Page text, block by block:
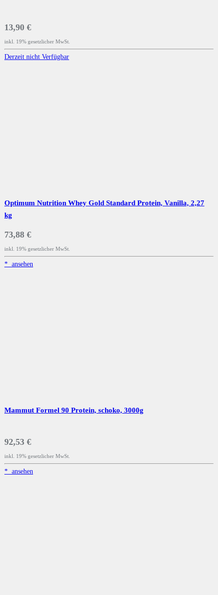
13,90 €
inkl. 19% gesetzlicher MwSt.
Derzeit nicht Verfügbar
Optimum Nutrition Whey Gold Standard Protein, Vanilla, 2,27
kg
73,88 €
inkl. 19% gesetzlicher MwSt.
* ansehen
Mammut Formel 90 Protein, schoko, 3000g
92,53 €
inkl. 19% gesetzlicher MwSt.
* ansehen